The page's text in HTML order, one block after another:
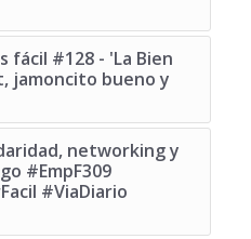
fácil #128 - 'La Bien
jamoncito bueno y
networking y
#EmpF309
#ViaDiario